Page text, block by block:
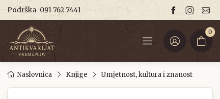
Podrška 091 762 7441
0
Naslovnica Knjige Umjetnost, kultura i znanost